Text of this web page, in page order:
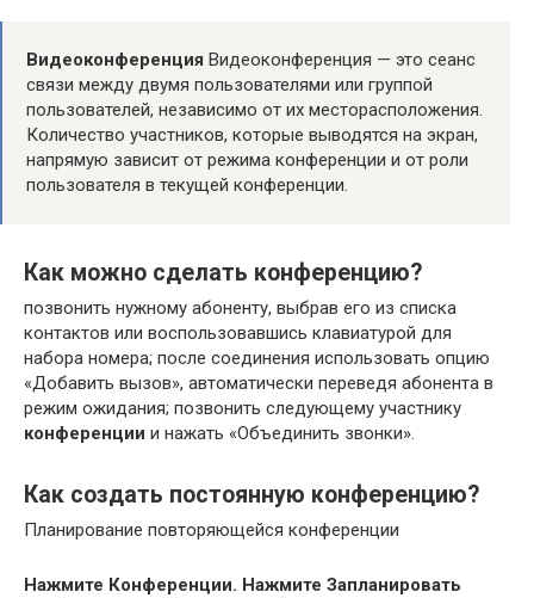
Видеоконференция Видеоконференция — это сеанс
связи между двумя пользователями или группой
пользователей, независимо от их месторасположения.
Количество участников, которые выводятся на экран,
напрямую зависит от режима конференции и от роли
пользователя в текущей конференции.
Как можно сделать конференцию?
позвонить нужному абоненту, выбрав его из списка
контактов или воспользовавшись клавиатурой для
набора номера; после соединения использовать опцию
«Добавить вызов», автоматически переведя абонента в
режим ожидания; позвонить следующему участнику
конференции и нажать «Объединить звонки».
Как создать постоянную конференцию?
Планирование повторяющейся конференции
Нажмите Конференции. Нажмите Запланировать